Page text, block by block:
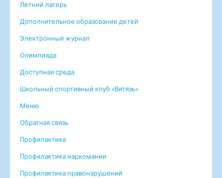
Летний лагерь
Дополнительное образование детей
Электронный журнал
Олимпиада
Доступная среда
Школьный спортивный клуб «Витязь»
Меню
Обратная связь
Профилактика
Профилактика наркомании
Профилактика правонарушений